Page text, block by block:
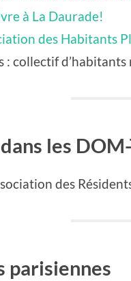
à La Daurade!
des Habitants
: collectif
les
des
parisiennes